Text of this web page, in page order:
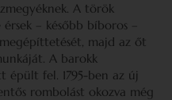
A török
– később bíboros –
majd az őt
A barokk
épült fel. 1795-ben az új
rombolást okozva még